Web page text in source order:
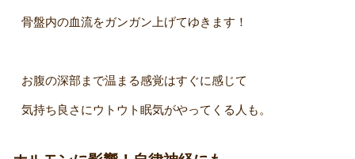
骨盤内の血流をガンガン上げてゆきます！
お腹の深部まで温まる感覚はすぐに感じて
気持ち良さにウトウト眠気がやってくる人も。